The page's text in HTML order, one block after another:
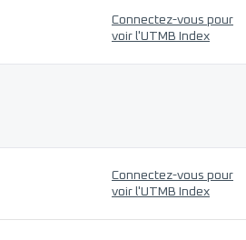
Connectez-vous pour
voir l'UTMB Index
Connectez-vous pour
voir l'UTMB Index